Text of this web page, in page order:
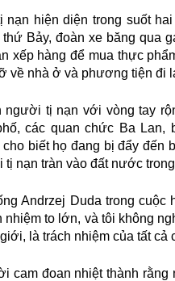
nạn hiện diện trong suốt
Bảy, đoàn xe băng qua
xếp hàng để mua thực
về nhà ở và phương tiện đi
người tị nạn với vòng tay
các quan chức Ba
cho biết họ đang bị đẩy
nạn tràn vào đất nước
Andrzej Duda trong cuộc
nhiệm to lớn, và tôi không
là trách nhiệm của tất cả
cam đoan nhiệt thành